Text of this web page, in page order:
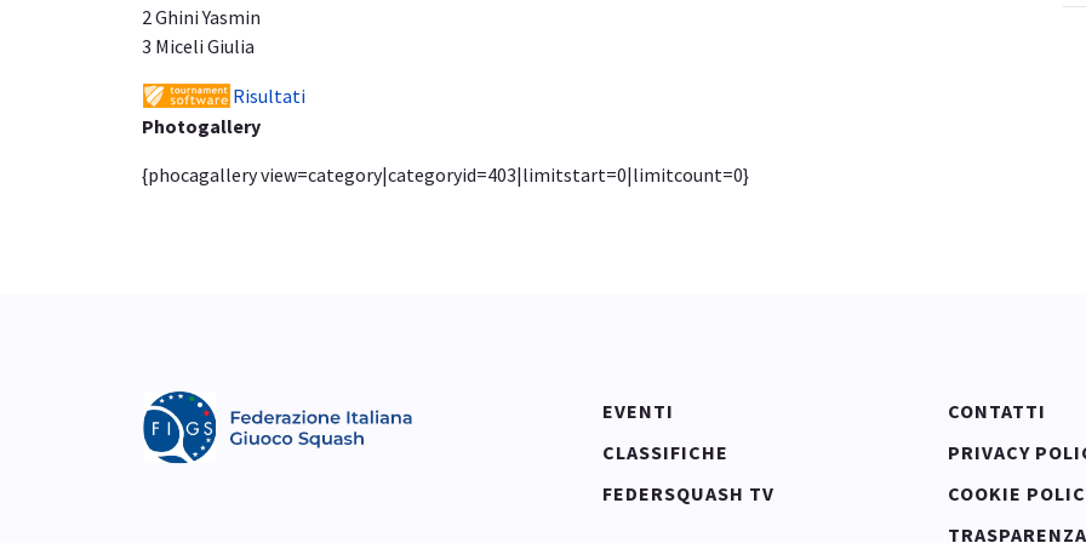
2 Ghini Yasmin
3 Miceli Giulia
Risultati
Photogallery
{phocagallery view=category|categoryid=403|limitstart=0|limitcount=0}
EVENTI
CLASSIFICHE
FEDERSQUASH TV
CONTATTI
PRIVACY
COOKIE
TRASPARENZA